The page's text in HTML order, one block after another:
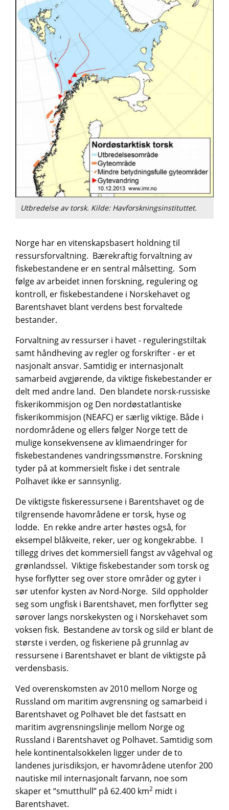
Utbredelse av torsk. Kilde: Havforskningsinstituttet.
Norge har en vitenskapsbasert holdning til
ressursforvaltning. Bærekraftig forvaltning av
fiskebestandene er en sentral målsetting. Som
følge av arbeidet innen forskning, regulering og
kontroll, er fiskebestandene i Norskehavet og
Barentshavet blant verdens best forvaltede
bestander.
Forvaltning av ressurser i havet - reguleringstiltak
samt håndheving av regler og forskrifter - er et
nasjonalt ansvar. Samtidig er internasjonalt
samarbeid avgjørende, da viktige fiskebestander er
delt med andre land. Den blandete norsk-russiske
fiskerikommisjon og Den nordøstatlantiske
fiskerikommisjon (NEAFC) er særlig viktige. Både i
nordområdene og ellers følger Norge tett de
mulige konsekvensene av klimaendringer for
fiskebestandenes vandringssmønstre. Forskning
tyder på at kommersielt fiske i det sentrale
Polhavet ikke er sannsynlig.
De viktigste fiskeressursene i Barentshavet og de
tilgrensende havområdene er torsk, hyse og
lodde. En rekke andre arter høstes også, for
eksempel blåkveite, reker, uer og kongekrabbe. I
tillegg drives det kommersiell fangst av vågehval og
grønlandssel. Viktige fiskebestander som torsk og
hyse forflytter seg over store områder og gyter i
sør utenfor kysten av Nord-Norge. Sild oppholder
seg som ungfisk i Barentshavet, men forflytter seg
sørover langs norskekysten og i Norskehavet som
voksen fisk. Bestandene av torsk og sild er blant de
største i verden, og fiskeriene på grunnlag av
ressursene i Barentshavet er blant de viktigste på
verdensbasis.
Ved overenskomsten av 2010 mellom Norge og
Russland om maritim avgrensning og samarbeid i
Barentshavet og Polhavet ble det fastsatt en
maritim avgrensningslinje mellom Norge og
Russland i Barentshavet og Polhavet. Samtidig som
hele kontinentalsokkelen ligger under de to
landenes jurisdiksjon, er havområdene utenfor 200
nautiske mil internasjonalt farvann, noe som
skaper et “smutthull” på 62.400 km2 midt i
Barentshavet.